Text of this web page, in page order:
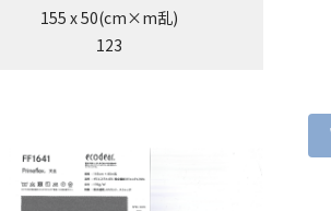
155 x 50(cm×m乱)
123